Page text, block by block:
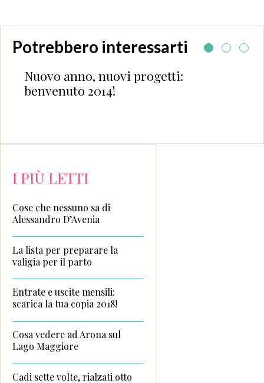
Potrebbero interessarti
Nuovo anno, nuovi progetti:
benvenuto 2014!
I PIÙ LETTI
Cose che nessuno sa di
Alessandro D’Avenia
La lista per preparare la
valigia per il parto
Entrate e uscite mensili:
scarica la tua copia 2018!
Cosa vedere ad Arona sul
Lago Maggiore
Cadi sette volte, rialzati otto